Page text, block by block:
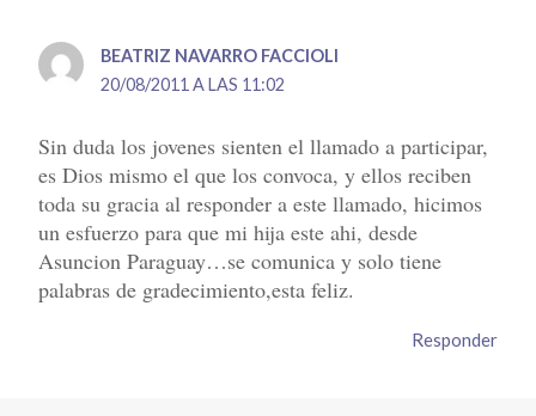
BEATRIZ NAVARRO FACCIOLI
20/08/2011 A LAS 11:02
Sin duda los jovenes sienten el llamado a participar,
es Dios mismo el que los convoca, y ellos reciben
toda su gracia al responder a este llamado, hicimos
un esfuerzo para que mi hija este ahi, desde
Asuncion Paraguay…se comunica y solo tiene
palabras de gradecimiento,esta feliz.
Responder